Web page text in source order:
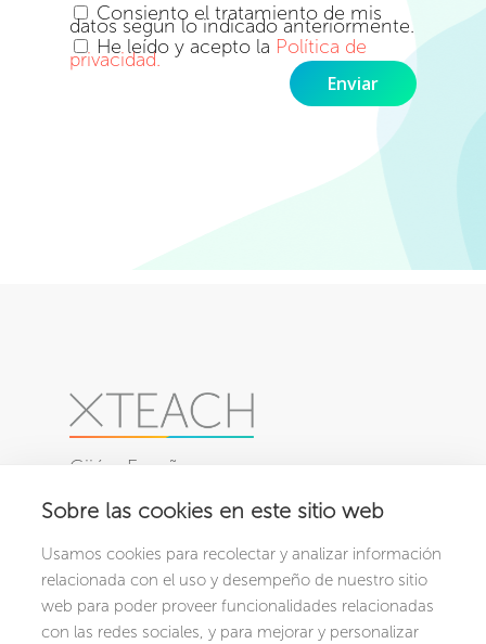
Sobre las cookies en este sitio web
Usamos cookies para recolectar y analizar información
relacionada con el uso y desempeño de nuestro sitio
web para poder proveer funcionalidades relacionadas
con las redes sociales, y para mejorar y personalizar
Consiento el tratamiento de mis
datos según lo indicado anteriormente.
He leído y acepto la Política de
privacidad.
Gijón, España
PRODUCTOS
XCRIBA
XCHOOL
NOSOTROS
Conócenos